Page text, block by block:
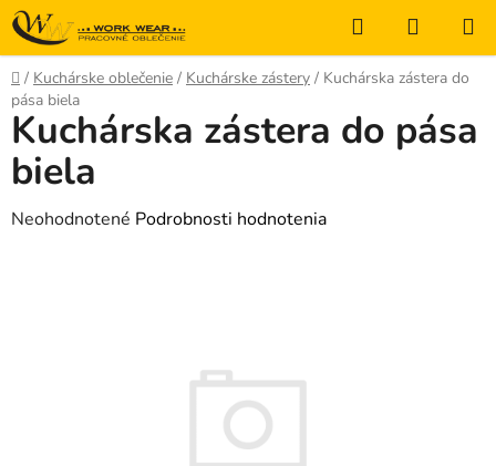
Prejsť
na
obsah
Hľadať
KOŠÍK
Domov
/ Kuchárske oblečenie / Kuchárske zástery / Kuchárska zástera do
pása biela
Kuchárska zástera do pása
biela
Priemerné
Neohodnotené Podrobnosti hodnotenia